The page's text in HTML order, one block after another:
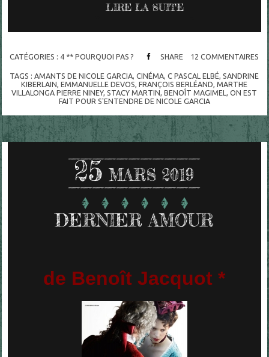
LIRE LA SUITE
CATÉGORIES : 4 ** POURQUOI PAS ? SHARE 12 COMMENTAIRES
TAGS :AMANTS DE NICOLE GARCIA,CINÉMA,C PASCAL ELBÉ,SANDRINE
KIBERLAIN,EMMANUELLE DEVOS,FRANÇOIS BERLÉAND,MARTHE
VILLALONGA PIERRE NINEY,STACY MARTIN,BENOÎT MAGIMEL,ON EST
FAIT POUR S'ENTENDRE DE NICOLE GARCIA
25 MARS 2019
DERNIER AMOUR
de Benoît Jacquot *